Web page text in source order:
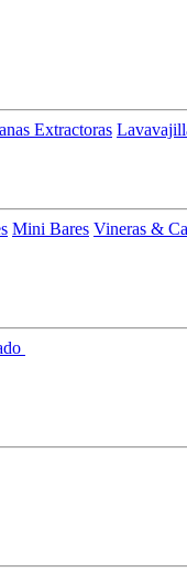
Extractoras
Mini Bares Vineras &